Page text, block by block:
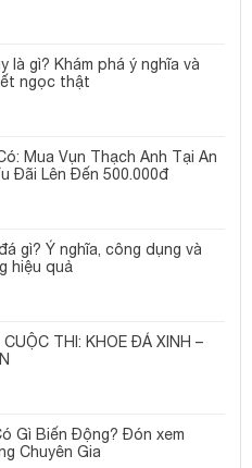
là gì? Khám phá ý nghĩa và
ngọc thật
Mua Vụn Thạch Anh Tại An
Đãi Lên Đến 500.000đ
gì? Ý nghĩa, công dụng và
hiệu quả
THI: KHOE ĐÁ XINH –
Gì Biến Động? Đón xem
Chuyên Gia